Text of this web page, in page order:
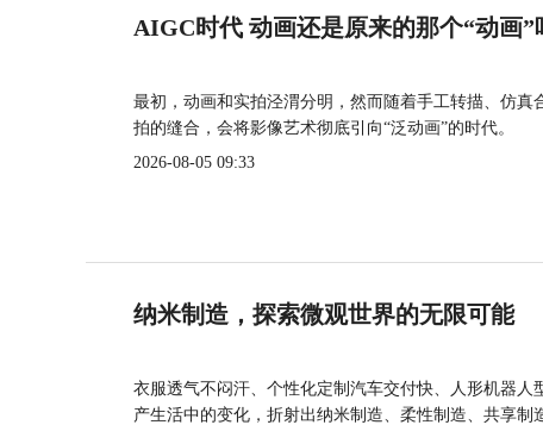
AIGC时代 动画还是原来的那个“动画”
最初，动画和实拍泾渭分明，然而随着手工转描、仿
拍的缝合，会将影像艺术彻底引向“泛动画”的时代。
2026-08-05 09:33
纳米制造，探索微观世界的无限可能
衣服透气不闷汗、个性化定制汽车交付快、人形机器
产生活中的变化，折射出纳米制造、柔性制造、共享制